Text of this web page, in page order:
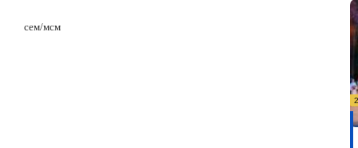
сем/мсм